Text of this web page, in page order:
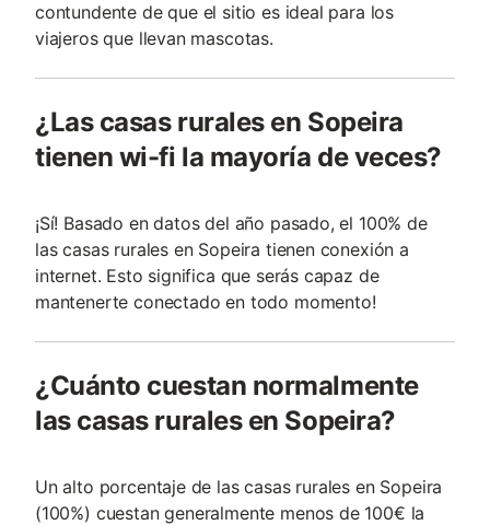
contundente de que el sitio es ideal para los
viajeros que llevan mascotas.
¿Las casas rurales en Sopeira
tienen wi-fi la mayoría de veces?
¡Sí! Basado en datos del año pasado, el 100% de
las casas rurales en Sopeira tienen conexión a
internet. Esto significa que serás capaz de
mantenerte conectado en todo momento!
¿Cuánto cuestan normalmente
las casas rurales en Sopeira?
Un alto porcentaje de las casas rurales en Sopeira
(100%) cuestan generalmente menos de 100€ la